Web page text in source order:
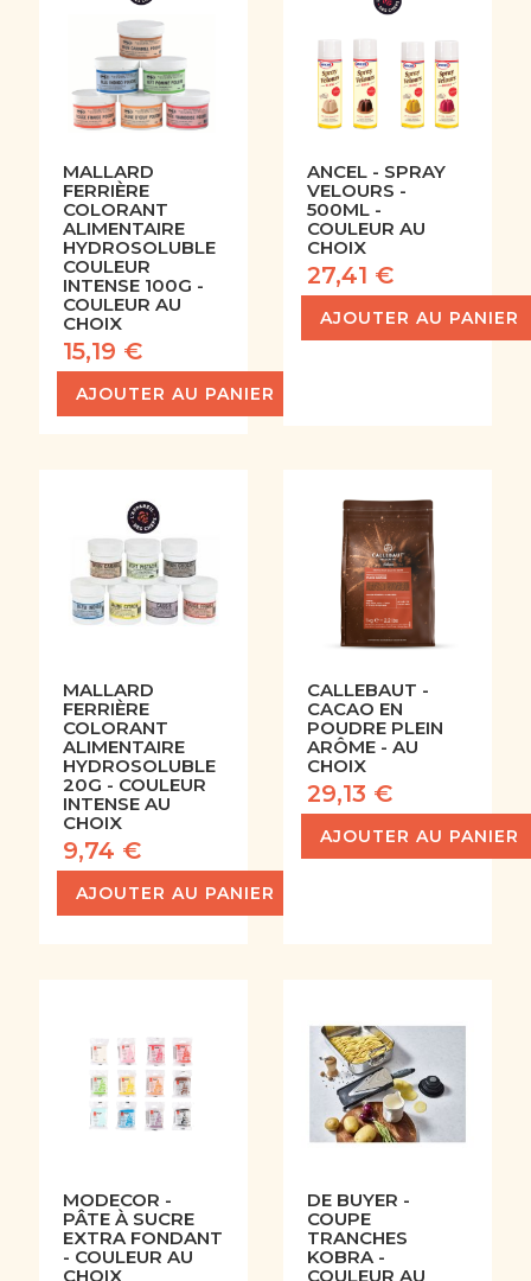
MALLARD
FERRIÈRE
COLORANT
ALIMENTAIRE
HYDROSOLUBLE
COULEUR
INTENSE 100G -
COULEUR AU
CHOIX
15,19 €
AJOUTER AU PANIER
ANCEL - SPRAY
VELOURS -
500ML -
COULEUR AU
CHOIX
27,41 €
AJOUTER AU PANIER
MALLARD
FERRIÈRE
COLORANT
ALIMENTAIRE
HYDROSOLUBLE
20G - COULEUR
INTENSE AU
CHOIX
9,74 €
AJOUTER AU PANIER
CALLEBAUT -
CACAO EN
POUDRE PLEIN
ARÔME - AU
CHOIX
29,13 €
AJOUTER AU PANIER
MODECOR -
PÂTE À SUCRE
EXTRA FONDANT
- COULEUR AU
CHOIX
DE BUYER -
COUPE
TRANCHES
KOBRA -
COULEUR AU